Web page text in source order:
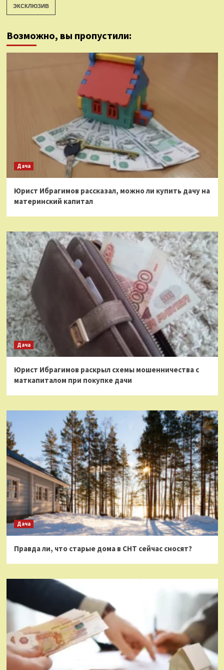
ЭКСКЛЮЗИВ
Возможно, вы пропустили:
Дача
Юрист Ибрагимов рассказал, можно ли купить дачу на
материнский капитал
Дача
Юрист Ибрагимов раскрыл схемы мошенничества с
маткапиталом при покупке дачи
Дача
Правда ли, что старые дома в СНТ сейчас сносят?